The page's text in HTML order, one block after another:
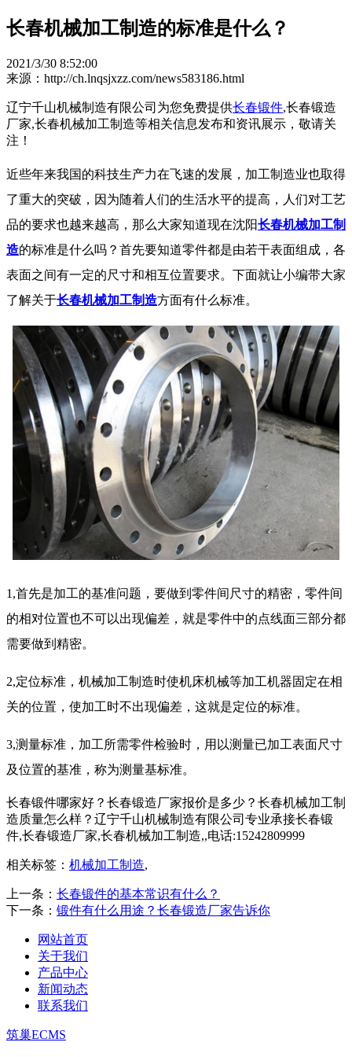
长春机械加工制造的标准是什么？
2021/3/30 8:52:00
来源：http://ch.lnqsjxzz.com/news583186.html
辽宁千山机械制造有限公司为您免费提供长春锻件,长春锻造
厂家,长春机械加工制造等相关信息发布和资讯展示，敬请关
注！
近些年来我国的科技生产力在飞速的发展，加工制造业也取得
了重大的突破，因为随着人们的生活水平的提高，人们对工艺
品的要求也越来越高，那么大家知道现在沈阳长春机械加工制
造的标准是什么吗？首先要知道零件都是由若干表面组成，各
表面之间有一定的尺寸和相互位置要求。下面就让小编带大家
了解关于长春机械加工制造方面有什么标准。
1,首先是加工的基准问题，要做到零件间尺寸的精密，零件间
的相对位置也不可以出现偏差，就是零件中的点线面三部分都
需要做到精密。
2,定位标准，机械加工制造时使机床机械等加工机器固定在相
关的位置，使加工时不出现偏差，这就是定位的标准。
3,测量标准，加工所需零件检验时，用以测量已加工表面尺寸
及位置的基准，称为测量基标准。
长春锻件哪家好？长春锻造厂家报价是多少？长春机械加工制
造质量怎么样？辽宁千山机械制造有限公司专业承接长春锻
件,长春锻造厂家,长春机械加工制造,,电话:15242809999
相关标签： 机械加工制造,
上一条： 长春锻件的基本常识有什么？
下一条： 锻件有什么用途？长春锻造厂家告诉你
网站首页
关于我们
产品中心
新闻动态
联系我们
筑巢ECMS